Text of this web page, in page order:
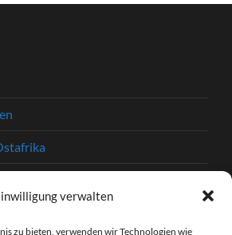
verwalten
zu bieten, verwenden wir Technologien wie